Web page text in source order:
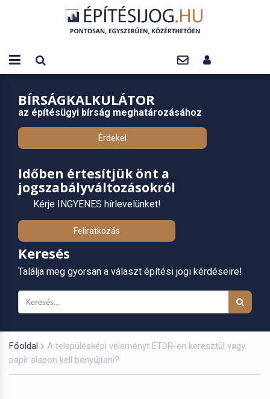
BÍRSÁGKALKULÁTOR
az építésügyi bírság meghatározásához
Érdekel
Időben értesítjük önt a
jogszabályváltozásokról
Kérje INGYENES hírlevelünket!
Feliratkozás
Keresés
Találja meg gyorsan a választ építési jogi kérdéseire!
Főoldal
A településképi véleményt ÉTDR-en keresztül vagy
papír alapon kell benyújtani?